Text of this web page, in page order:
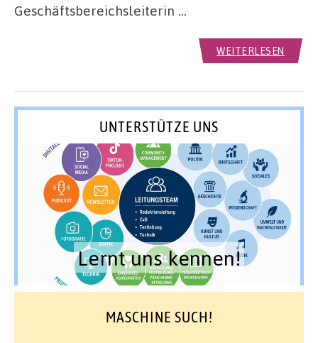
Geschäftsbereichsleiterin …
WEITERLESEN
UNTERSTÜTZE UNS
Lernt uns kennen!
MASCHINE SUCH!